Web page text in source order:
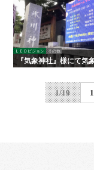
ＬＥＤビジョン その他
『気象神社』様にて気
示LEDビジョンの設置
1/19 1